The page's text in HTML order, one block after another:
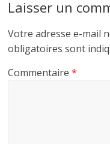
Laisser un
Votre adresse e-mail
obligatoires sont
Commentaire*